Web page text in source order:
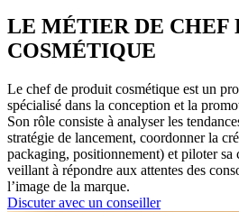
LE MÉTIER DE CHEF
COSMÉTIQUE
Le chef de produit cosmétique est un
spécialisé dans la conception et la
Son rôle consiste à analyser les
stratégie de lancement, coordonner la
packaging, positionnement) et piloter sa
veillant à répondre aux attentes des
l’image de la marque.
Discuter avec un conseiller